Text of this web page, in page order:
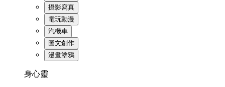
攝影寫真
電玩動漫
汽機車
圖文創作
漫畫塗鴉
身心靈